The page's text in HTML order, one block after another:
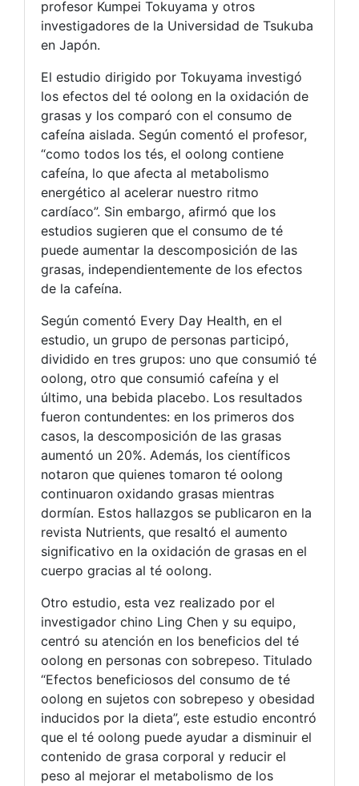
profesor Kumpei Tokuyama y otros
investigadores de la Universidad de Tsukuba
en Japón.
El estudio dirigido por Tokuyama investigó
los efectos del té oolong en la oxidación de
grasas y los comparó con el consumo de
cafeína aislada. Según comentó el profesor,
“como todos los tés, el oolong contiene
cafeína, lo que afecta al metabolismo
energético al acelerar nuestro ritmo
cardíaco”. Sin embargo, afirmó que los
estudios sugieren que el consumo de té
puede aumentar la descomposición de las
grasas, independientemente de los efectos
de la cafeína.
Según comentó Every Day Health, en el
estudio, un grupo de personas participó,
dividido en tres grupos: uno que consumió té
oolong, otro que consumió cafeína y el
último, una bebida placebo. Los resultados
fueron contundentes: en los primeros dos
casos, la descomposición de las grasas
aumentó un 20%. Además, los científicos
notaron que quienes tomaron té oolong
continuaron oxidando grasas mientras
dormían. Estos hallazgos se publicaron en la
revista Nutrients, que resaltó el aumento
significativo en la oxidación de grasas en el
cuerpo gracias al té oolong.
Otro estudio, esta vez realizado por el
investigador chino Ling Chen y su equipo,
centró su atención en los beneficios del té
oolong en personas con sobrepeso. Titulado
“Efectos beneficiosos del consumo de té
oolong en sujetos con sobrepeso y obesidad
inducidos por la dieta”, este estudio encontró
que el té oolong puede ayudar a disminuir el
contenido de grasa corporal y reducir el
peso al mejorar el metabolismo de los